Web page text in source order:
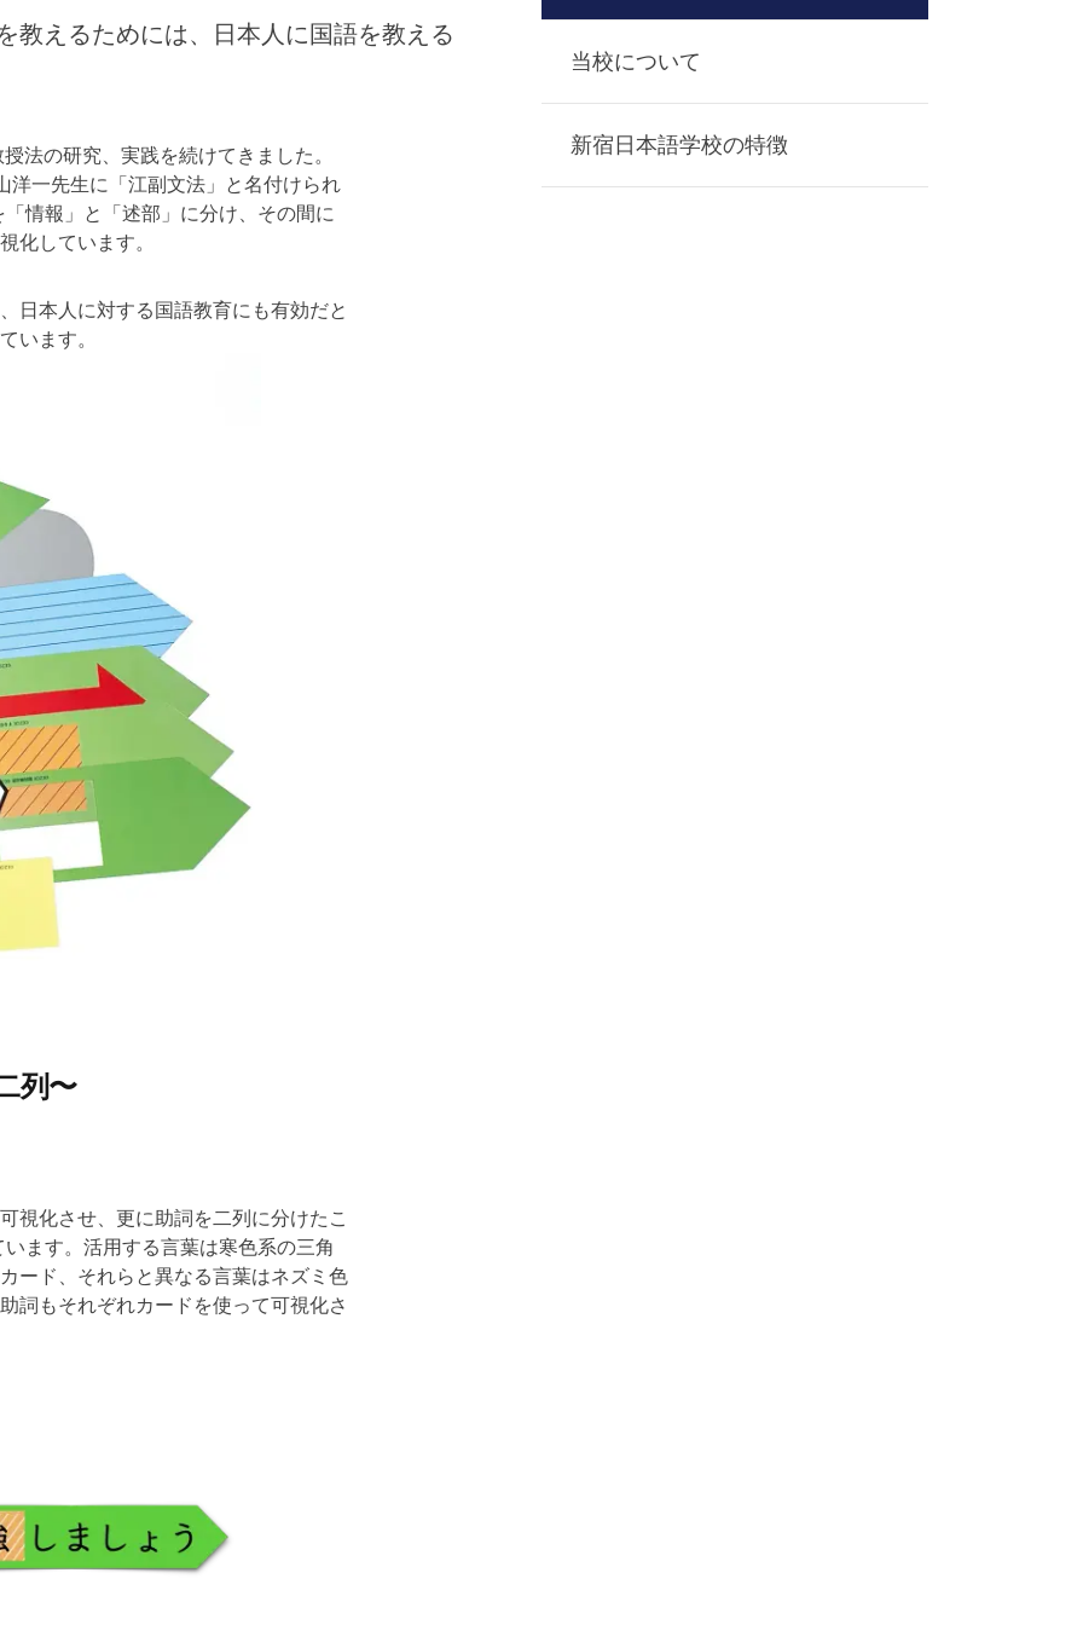
教えるためには、日本人に国語を教える
法の研究、実践を続けてきました。
洋一先生に「江副文法」と名付けられ
情報」と「述部」に分け、その間に
化しています。
日本人に対する国語教育にも有効だと
います。
列〜
視化させ、更に助詞を二列に分けたこ
ます。活用する言葉は寒色系の三角
ード、それらと異なる言葉はネズミ色
詞もそれぞれカードを使って可視化さ
当校について
新宿日本語学校の特徴